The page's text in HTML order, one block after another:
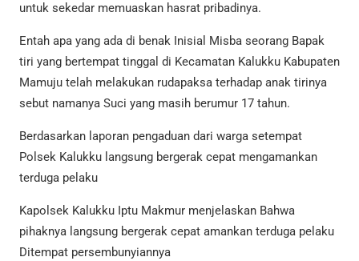
untuk sekedar memuaskan hasrat pribadinya.
Entah apa yang ada di benak Inisial Misba seorang Bapak
tiri yang bertempat tinggal di Kecamatan Kalukku Kabupaten
Mamuju telah melakukan rudapaksa terhadap anak tirinya
sebut namanya Suci yang masih berumur 17 tahun.
Berdasarkan laporan pengaduan dari warga setempat
Polsek Kalukku langsung bergerak cepat mengamankan
terduga pelaku
Kapolsek Kalukku Iptu Makmur menjelaskan Bahwa
pihaknya langsung bergerak cepat amankan terduga pelaku
Ditempat persembunyiannya